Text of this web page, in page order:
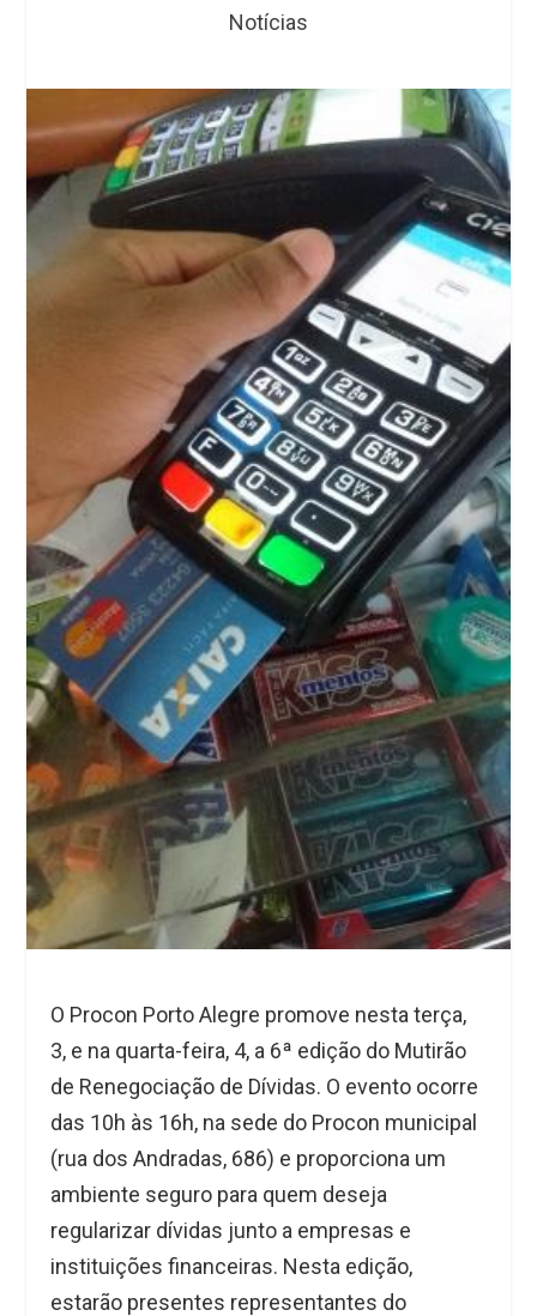
Notícias
O Procon Porto Alegre promove nesta terça,
3, e na quarta-feira, 4, a 6ª edição do Mutirão
de Renegociação de Dívidas. O evento ocorre
das 10h às 16h, na sede do Procon municipal
(rua dos Andradas, 686) e proporciona um
ambiente seguro para quem deseja
regularizar dívidas junto a empresas e
instituições financeiras. Nesta edição,
estarão presentes representantes do